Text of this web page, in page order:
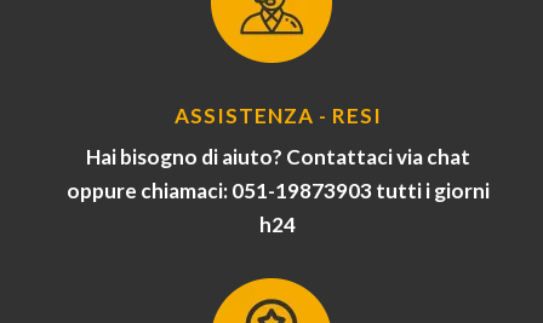
ASSISTENZA - RESI
Hai bisogno di aiuto? Contattaci via chat
oppure chiamaci: 051-19873903 tutti i giorni
h24